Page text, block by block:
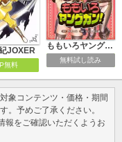
JOXER
無料
ももいろヤングガン！【分冊版】
無料試し読み
象コンテンツ・価格・期間
。予めご了承ください。
報をご確認いただくようお